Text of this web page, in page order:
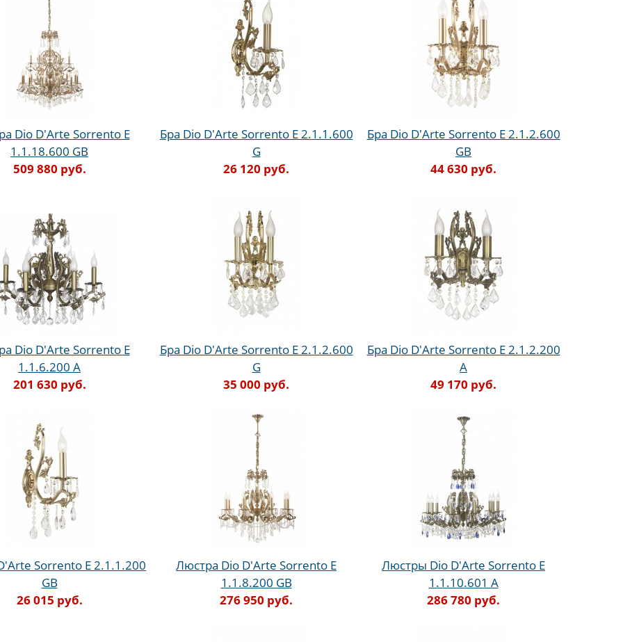
Dio D'Arte Sorrento E
1.1.18.600 GB
509 880 руб.
Бра Dio D'Arte Sorrento E 2.1.1.600
G
26 120 руб.
Бра Dio D'Arte Sorrento E 2.1.2.600
GB
44 630 руб.
Dio D'Arte Sorrento E
1.1.6.200 A
201 630 руб.
Бра Dio D'Arte Sorrento E 2.1.2.600
G
35 000 руб.
Бра Dio D'Arte Sorrento E 2.1.2.200
A
49 170 руб.
Sorrento E 2.1.1.200
GB
26 015 руб.
Люстра Dio D'Arte Sorrento E
1.1.8.200 GB
276 950 руб.
Люстры Dio D'Arte Sorrento E
1.1.10.601 A
286 780 руб.